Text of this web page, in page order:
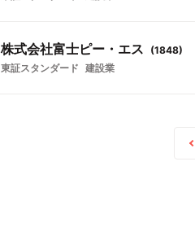
株式会社富士ピー・エス (1848)
東証スタンダード 建設業